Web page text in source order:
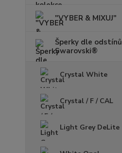
"VYBER & MIXUJ"
Šperky dle odstínů
Swarovski®
Crystal White
Crystal / F / CAL
Light Grey DeLite